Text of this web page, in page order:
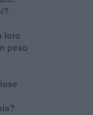
loro
peso